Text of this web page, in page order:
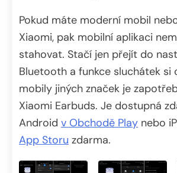
Pokud máte moderní mobil
Xiaomi, pak mobilní aplikaci
stahovat. Stačí jen přejít do
Bluetooth a funkce sluchátek si
mobily jiných značek je
Xiaomi Earbuds. Je dostupná
Android v Obchodě Play nebo
App Storu zdarma.